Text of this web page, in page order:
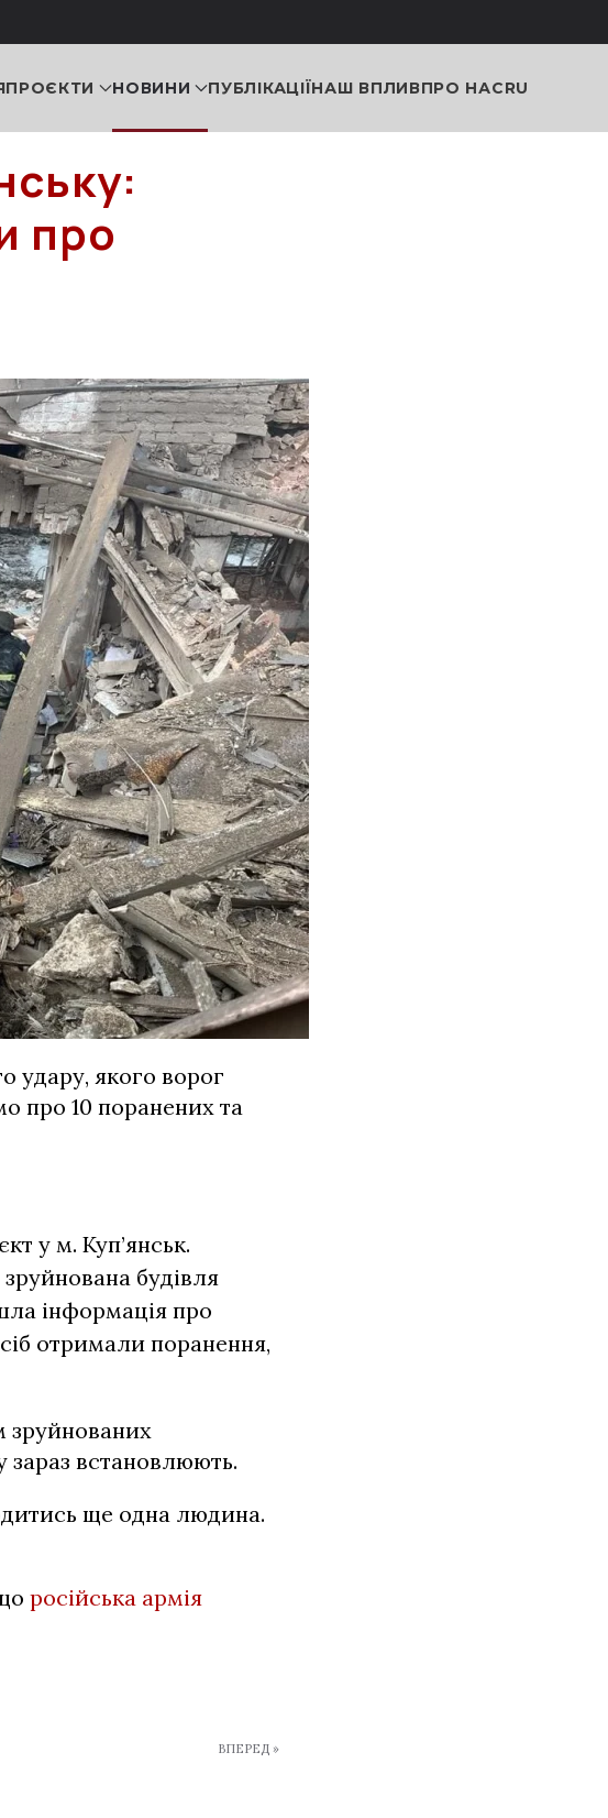
ПРОЄКТИ НОВИНИ ПУБЛІКАЦІЇНАШ ВПЛИВПРО НАСRU
про
удару, якого ворог
про 10 поранених та
у м. Куп’янськ.
будівля
інформація про
отримали поранення,
зруйнованих
зараз встановлюють.
ще одна людина.
російська армія
ВПЕРЕД »